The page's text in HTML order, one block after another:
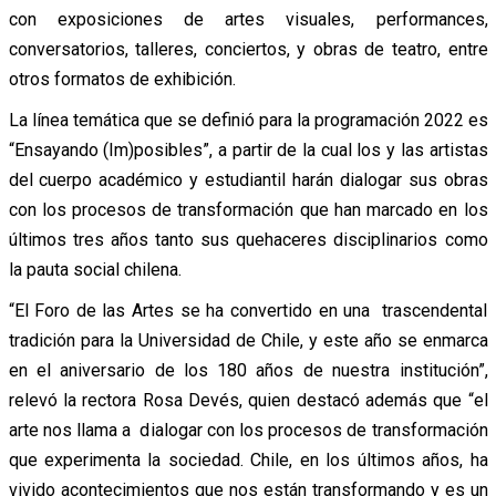
con exposiciones de artes visuales, performances,
conversatorios, talleres, conciertos, y obras de teatro, entre
otros formatos de exhibición.
La línea temática que se definió para la programación 2022 es
“Ensayando (Im)posibles”, a partir de la cual los y las artistas
del cuerpo académico y estudiantil harán dialogar sus obras
con los procesos de transformación que han marcado en los
últimos tres años tanto sus quehaceres disciplinarios como
la pauta social chilena.
“El Foro de las Artes se ha convertido en una trascendental
tradición para la Universidad de Chile, y este año se enmarca
en el aniversario de los 180 años de nuestra institución”,
relevó la rectora Rosa Devés, quien destacó además que “el
arte nos llama a dialogar con los procesos de transformación
que experimenta la sociedad. Chile, en los últimos años, ha
vivido acontecimientos que nos están transformando y es un